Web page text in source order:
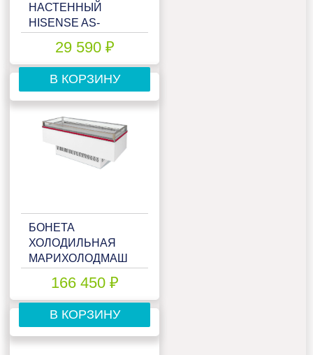
НАСТЕННЫЙ
HISENSE AS-
29 590 ₽
В КОРЗИНУ
БОНЕТА
ХОЛОДИЛЬНАЯ
МАРИХОЛОДМАШ
166 450 ₽
В КОРЗИНУ